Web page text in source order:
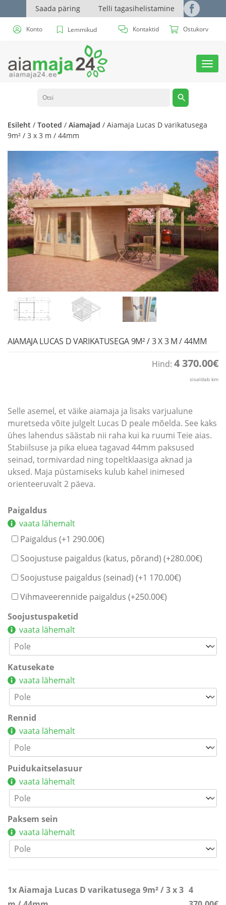
Saada päring Telli tagasihelistamine
Konto Lemmikud Kontaktid Ostukorv
Esileht / Tooted / Aiamajad / Aiamaja Lucas D varikatusega
9m² / 3 x 3 m / 44mm
AIAMAJA LUCAS D VARIKATUSEGA 9M² / 3 X 3 M / 44MM
Hind: 4 370.00€
sisaldab km
Selle asemel, et väike aiamaja ja lisaks varjualune
muretseda võite julgelt Lucas D peale mõelda. See kaks
ühes lahendus säästab nii raha kui ka ruumi Teie aias.
Stabiilsuse ja pika eluea tagavad 44mm paksused
seinad, tormivardad ning topeltklaasiga aknad ja
uksed. Maja püstamiseks kulub kahel inimesed
orienteeruvalt 2 päeva.
Paigaldus
vaata lähemalt
Paigaldus (+1 290.00€)
Soojustuse paigaldus (katus, põrand) (+280.00€)
Soojustuse paigaldus (seinad) (+1 170.00€)
Vihmaveerennide paigaldus (+250.00€)
Soojustuspaketid
vaata lähemalt
Katusekate
vaata lähemalt
Rennid
vaata lähemalt
Puidukaitselasuur
vaata lähemalt
Paksem sein
vaata lähemalt
1xAiamaja Lucas D varikatusega 9m² / 3 x 3 4